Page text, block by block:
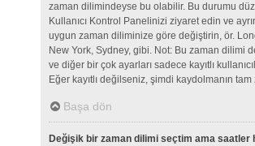
zaman dilimindeyse bu olabilir. Bu durumu
Kullanıcı Kontrol Panelinizi ziyaret edin ve
uygun zaman diliminize göre değiştirin, ör.
New York, Sydney, gibi. Not: Bu zaman dilimi
ve diğer bir çok ayarları sadece kayıtlı
Eğer kayıtlı değilseniz, şimdi kaydolmanın tam
Başa dön
Değişik bir zaman dilimi seçtim ama saatler